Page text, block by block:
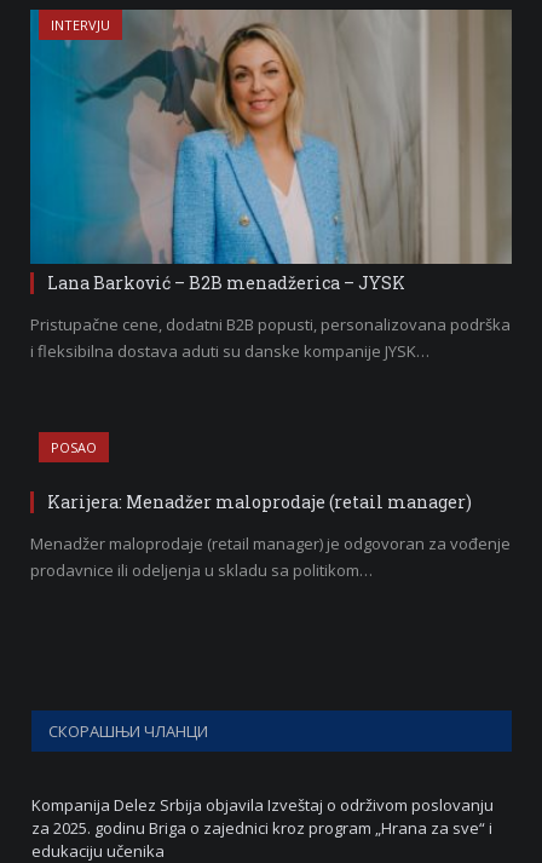
INTERVJU
Lana Barković – B2B menadžerica – JYSK
Pristupačne cene, dodatni B2B popusti, personalizovana podrška
i fleksibilna dostava aduti su danske kompanije JYSK…
POSAO
Karijera: Menadžer maloprodaje (retail manager)
Menadžer maloprodaje (retail manager) je odgovoran za vođenje
prodavnice ili odeljenja u skladu sa politikom…
СКОРАШЊИ ЧЛАНЦИ
Kompanija Delez Srbija objavila Izveštaj o održivom poslovanju
za 2025. godinu Briga o zajednici kroz program „Hrana za sve“ i
edukaciju učenika